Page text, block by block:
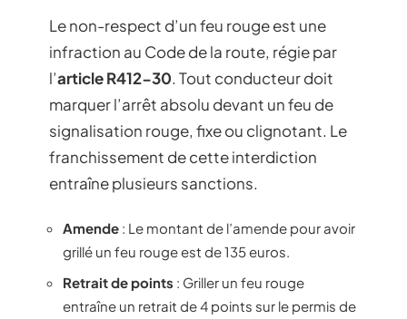
Le non-respect d’un feu rouge est une
infraction au Code de la route, régie par
l’article R412-30. Tout conducteur doit
marquer l’arrêt absolu devant un feu de
signalisation rouge, fixe ou clignotant. Le
franchissement de cette interdiction
entraîne plusieurs sanctions.
Amende : Le montant de l’amende pour avoir
grillé un feu rouge est de 135 euros.
Retrait de points : Griller un feu rouge
entraîne un retrait de 4 points sur le permis de